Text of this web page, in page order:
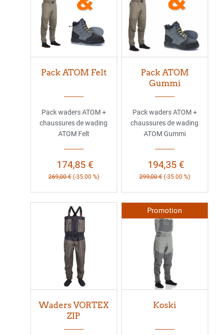
Pack ATOM Felt
Pack waders ATOM +
chaussures de wading
ATOM Felt
174,85 €
269,00 € (-35.00 %)
Pack ATOM
Gummi
Pack waders ATOM +
chaussures de wading
ATOM Gummi
194,35 €
299,00 € (-35.00 %)
Waders VORTEX
ZIP
Promotion
Koski